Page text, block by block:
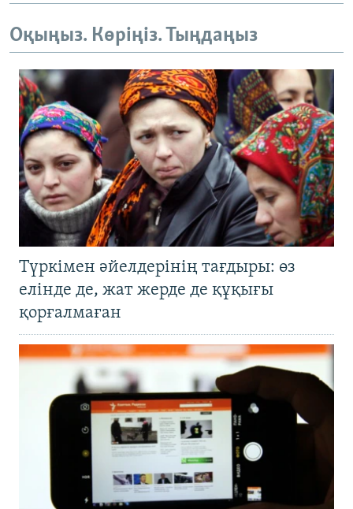
Оқыңыз. Көріңіз. Тыңдаңыз
Түркімен әйелдерінің тағдыры: өз
елінде де, жат жерде де құқығы
қорғалмаған